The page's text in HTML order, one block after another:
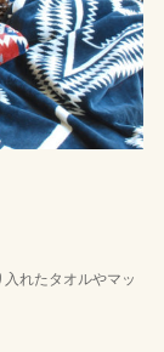
れたタオルやマッ